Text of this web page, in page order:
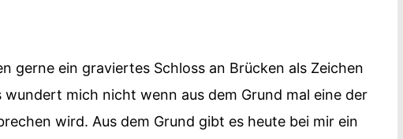
gerne ein graviertes Schloss an Brücken als Zeichen
wundert mich nicht wenn aus dem Grund mal eine der
wird. Aus dem Grund gibt es heute bei mir ein